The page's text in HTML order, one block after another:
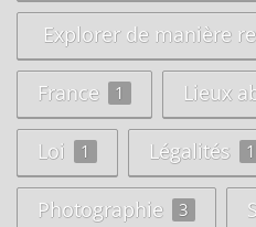
Explorer de manière
France 1 Lieux
Loi 1 Légalités 1
Photographie 3